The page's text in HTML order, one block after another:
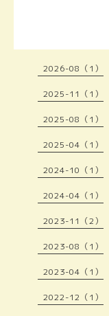
2026-08（1）
2025-11（1）
2025-08（1）
2025-04（1）
2024-10（1）
2024-04（1）
2023-11（2）
2023-08（1）
2023-04（1）
2022-12（1）